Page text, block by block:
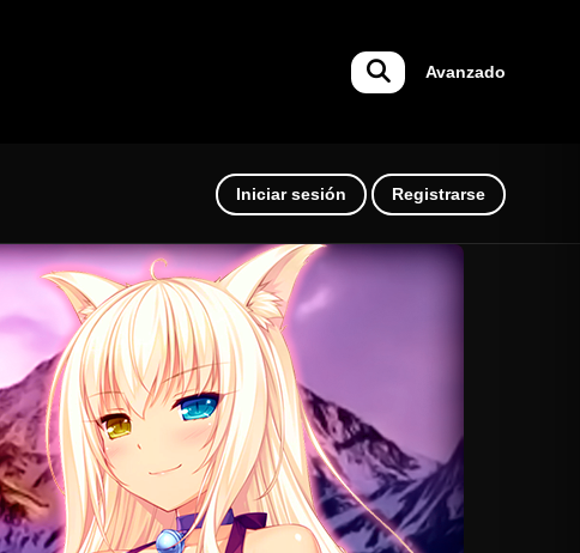
Avanzado
Iniciar sesión Registrarse